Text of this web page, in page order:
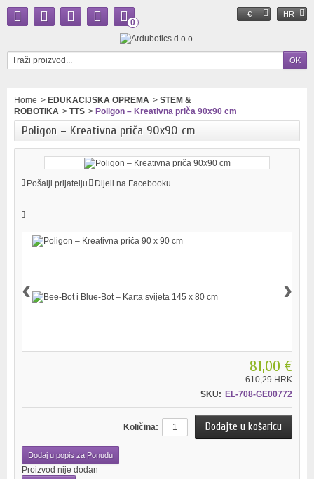
€ HR
0
Home > EDUKACIJSKA OPREMA > STEM &
ROBOTIKA > TTS > Poligon – Kreativna priča 90x90 cm
Poligon – Kreativna priča 90x90 cm
Pošalji prijatelju Dijeli na Facebooku
‹ ›
81,00 €
610,29 HRK
SKU: EL-708-GE00772
Količina:
Dodaj u popis za Ponudu
Proizvod nije dodan